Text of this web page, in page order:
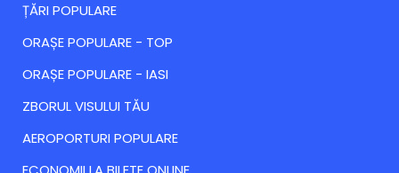
ȚĂRI POPULARE
ORAȘE POPULARE - TOP
ORAȘE POPULARE - IASI
ZBORUL VISULUI TĂU
AEROPORTURI POPULARE